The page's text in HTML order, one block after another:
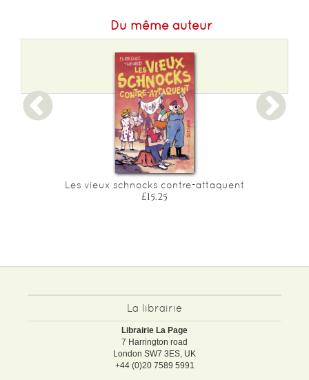
Du même auteur
Les vieux schnocks contre-attaquent
£15.25
La librairie
Librairie La Page
7 Harrington road
London SW7 3ES, UK
+44 (0)20 7589 5991